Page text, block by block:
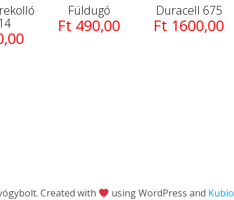
Füldugó
Ft 490,00
Duracell 675
Ft 1600,00
Created with using WordPress and Kubio